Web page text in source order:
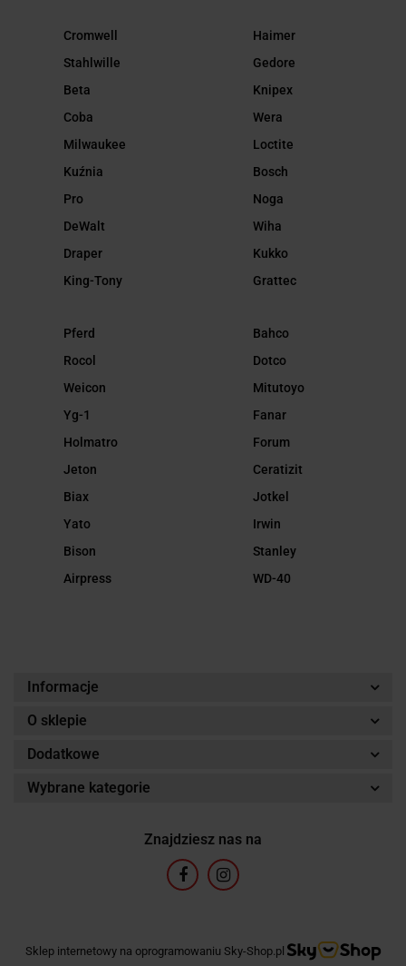
Cromwell
Stahlwille
Beta
Coba
Milwaukee
Kuźnia
Pro
DeWalt
Draper
King-Tony
Haimer
Gedore
Knipex
Wera
Loctite
Bosch
Noga
Wiha
Kukko
Grattec
Pferd
Rocol
Weicon
Yg-1
Holmatro
Jeton
Biax
Yato
Bison
Airpress
Bahco
Dotco
Mitutoyo
Fanar
Forum
Ceratizit
Jotkel
Irwin
Stanley
WD-40
Informacje
O sklepie
Dodatkowe
Wybrane kategorie
Znajdziesz nas na
Sklep internetowy na oprogramowaniu Sky-Shop.pl